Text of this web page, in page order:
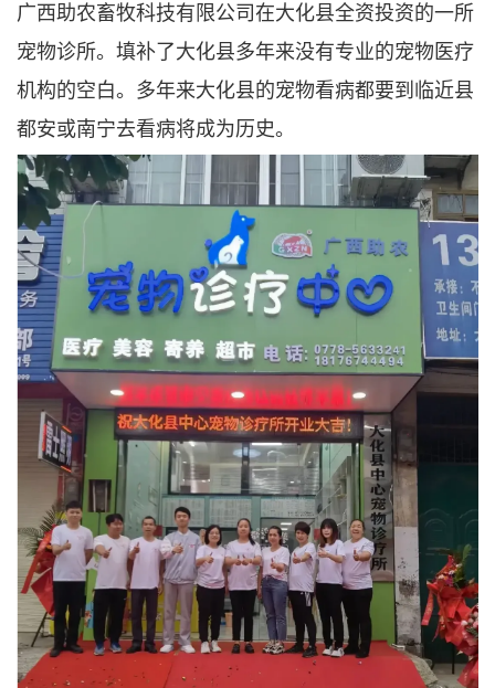
广西助农畜牧科技有限公司在大化县全资投资的一所
宠物诊所。填补了大化县多年来没有专业的宠物医疗
机构的空白。多年来大化县的宠物看病都要到临近县
都安或南宁去看病将成为历史。